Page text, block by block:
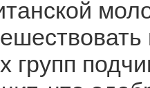
групп